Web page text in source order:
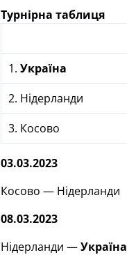
Турнірна таблиця
1. Україна
2. Нідерланди
3. Косово
03.03.2023
Косово — Нідерланди
08.03.2023
Нідерланди —Україна